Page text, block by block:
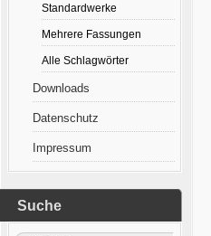
Standardwerke
Mehrere Fassungen
Alle Schlagwörter
Downloads
Datenschutz
Impressum
Suche